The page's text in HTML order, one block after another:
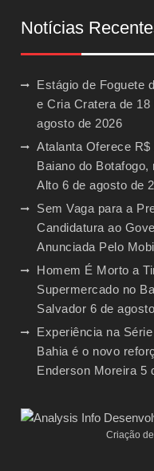
Notícias
Estágio de Foguete
e Cria Cratera de
agosto de 2026
Atalanta Oferece
Baiano do
Alto 6 de agosto de
Sem Vaga para a
Candidatura ao
Anunciada Pelo
Homem É Morto a
Supermercado no
Salvador 6 de
Experiência na
Bahia é o novo
Enderson Moreira 5
Criação